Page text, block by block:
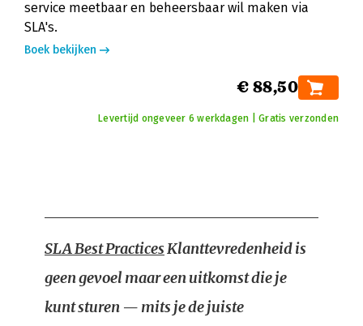
service meetbaar en beheersbaar wil maken via
SLA's.
Boek bekijken
€ 88,50
Levertijd ongeveer 6 werkdagen | Gratis verzonden
SLA Best PracticesKlanttevredenheid is
geen gevoel maar een uitkomst die je
kunt sturen — mits je de juiste